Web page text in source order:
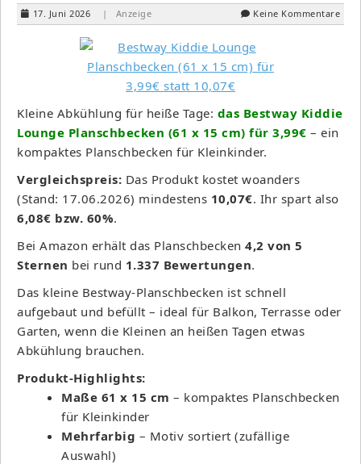
17. Juni 2026 | Anzeige Keine Kommentare
Kleine Abkühlung für heiße Tage: das Bestway Kiddie
Lounge Planschbecken (61 x 15 cm) für 3,99€ – ein
kompaktes Planschbecken für Kleinkinder.
Vergleichspreis: Das Produkt kostet woanders
(Stand: 17.06.2026) mindestens 10,07€. Ihr spart also
6,08€ bzw. 60%.
Bei Amazon erhält das Planschbecken 4,2 von 5
Sternen bei rund 1.337 Bewertungen.
Das kleine Bestway-Planschbecken ist schnell
aufgebaut und befüllt – ideal für Balkon, Terrasse oder
Garten, wenn die Kleinen an heißen Tagen etwas
Abkühlung brauchen.
Produkt-Highlights:
Maße 61 x 15 cm – kompaktes Planschbecken
für Kleinkinder
Mehrfarbig – Motiv sortiert (zufällige
Auswahl)